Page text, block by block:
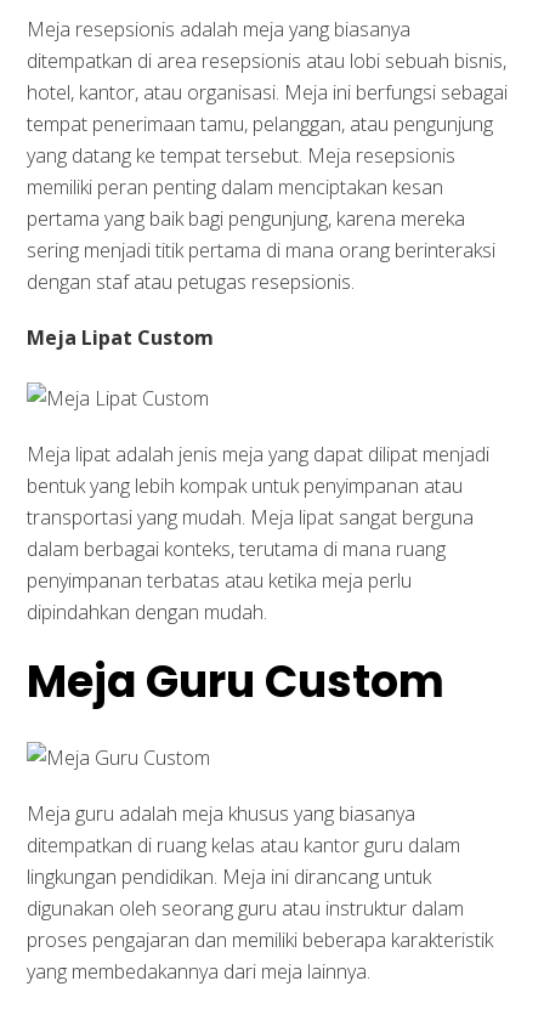
Meja resepsionis adalah meja yang biasanya
ditempatkan di area resepsionis atau lobi sebuah bisnis,
hotel, kantor, atau organisasi. Meja ini berfungsi sebagai
tempat penerimaan tamu, pelanggan, atau pengunjung
yang datang ke tempat tersebut. Meja resepsionis
memiliki peran penting dalam menciptakan kesan
pertama yang baik bagi pengunjung, karena mereka
sering menjadi titik pertama di mana orang berinteraksi
dengan staf atau petugas resepsionis.
Meja Lipat Custom
Meja lipat adalah jenis meja yang dapat dilipat menjadi
bentuk yang lebih kompak untuk penyimpanan atau
transportasi yang mudah. Meja lipat sangat berguna
dalam berbagai konteks, terutama di mana ruang
penyimpanan terbatas atau ketika meja perlu
dipindahkan dengan mudah.
Meja Guru Custom
Meja guru adalah meja khusus yang biasanya
ditempatkan di ruang kelas atau kantor guru dalam
lingkungan pendidikan. Meja ini dirancang untuk
digunakan oleh seorang guru atau instruktur dalam
proses pengajaran dan memiliki beberapa karakteristik
yang membedakannya dari meja lainnya.